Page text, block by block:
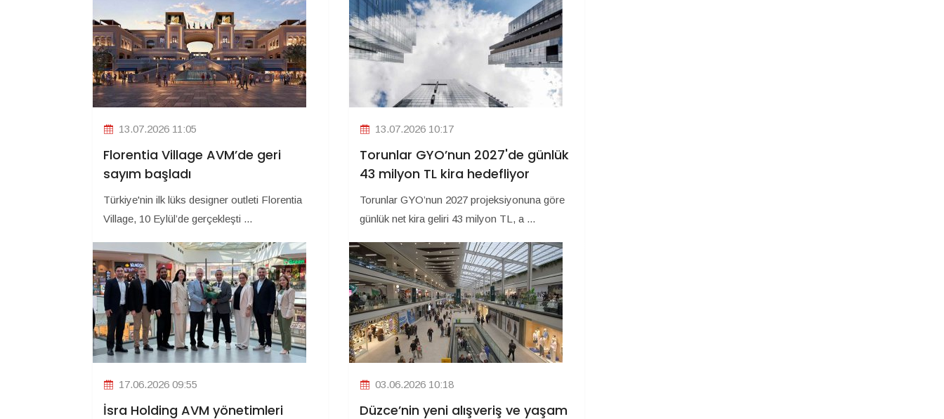
13.07.2026 11:05
Florentia Village AVM’de geri
sayım başladı
Türkiye'nin ilk lüks designer outleti Florentia
Village, 10 Eylül’de gerçekleşti ...
13.07.2026 10:17
Torunlar GYO’nun 2027'de günlük
43 milyon TL kira hedefliyor
Torunlar GYO’nun 2027 projeksiyonuna göre
günlük net kira geliri 43 milyon TL, a ...
17.06.2026 09:55
İsra Holding AVM yönetimleri
03.06.2026 10:18
Düzce’nin yeni alışveriş ve yaşam